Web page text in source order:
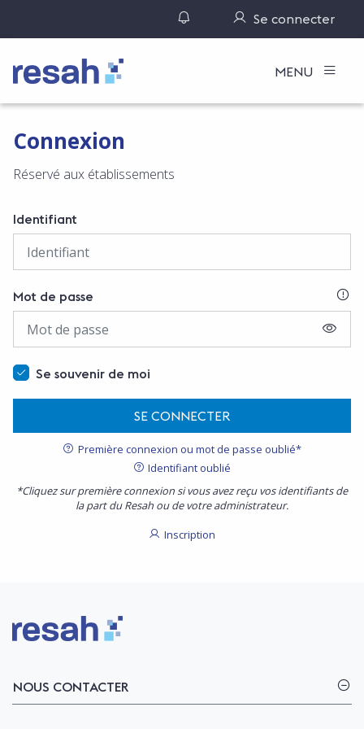
Gérer ses notifications
Se connecter
Logo Resah MENU
Connexion
Réservé aux établissements
Identifiant
Mot de passe
Se souvenir de moi
SE CONNECTER
Première connexion ou mot de passe oublié*
Identifiant oublié
*Cliquez sur première connexion si vous avez reçu vos identifiants de
la part du Resah ou de votre administrateur.
Inscription
Logo Resah
NOUS CONTACTER